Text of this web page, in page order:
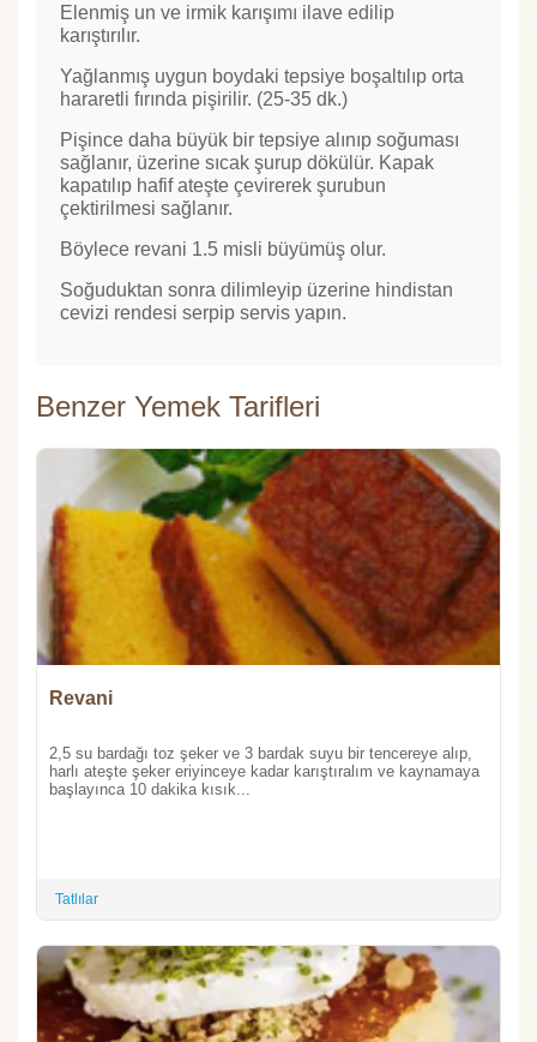
Elenmiş un ve irmik karışımı ilave edilip
karıştırılır.
Yağlanmış uygun boydaki tepsiye boşaltılıp orta
hararetli fırında pişirilir. (25-35 dk.)
Pişince daha büyük bir tepsiye alınıp soğuması
sağlanır, üzerine sıcak şurup dökülür. Kapak
kapatılıp hafif ateşte çevirerek şurubun
çektirilmesi sağlanır.
Böylece revani 1.5 misli büyümüş olur.
Soğuduktan sonra dilimleyip üzerine hindistan
cevizi rendesi serpip servis yapın.
Benzer Yemek Tarifleri
Revani
2,5 su bardağı toz şeker ve 3 bardak suyu bir tencereye alıp,
harlı ateşte şeker eriyinceye kadar karıştıralım ve kaynamaya
başlayınca 10 dakika kısık...
Tatlılar